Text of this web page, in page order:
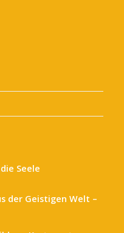
Seele
der Geistigen Welt –